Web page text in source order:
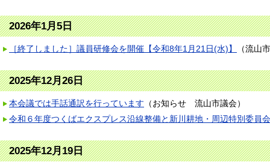
2026年1月5日
［終了しました］議員研修会を開催【令和8年1月21日(水)】 （流山
2025年12月26日
本会議では手話通訳を行っています （お知らせ 流山市議会）
令和６年度つくばエクスプレス沿線整備と新川耕地・周辺特別委員会
2025年12月19日